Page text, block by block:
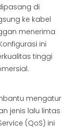
di
ke kabel
menerima
ini
tinggi
mengatur
jenis lalu lintas
(QoS) ini